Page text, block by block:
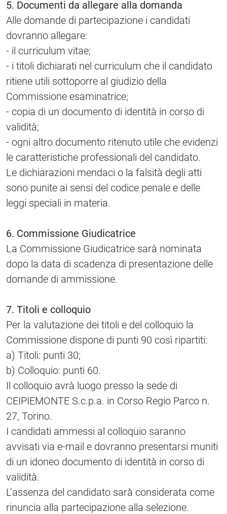
5. Documenti da allegare alla domanda
Alle domande di partecipazione i candidati
dovranno allegare:
- il curriculum vitae;
- i titoli dichiarati nel curriculum che il candidato
ritiene utili sottoporre al giudizio della
Commissione esaminatrice;
- copia di un documento di identità in corso di
validità;
- ogni altro documento ritenuto utile che evidenzi
le caratteristiche professionali del candidato.
Le dichiarazioni mendaci o la falsità degli atti
sono punite ai sensi del codice penale e delle
leggi speciali in materia.
6. Commissione Giudicatrice
La Commissione Giudicatrice sarà nominata
dopo la data di scadenza di presentazione delle
domande di ammissione.
7. Titoli e colloquio
Per la valutazione dei titoli e del colloquio la
Commissione dispone di punti 90 così ripartiti:
a) Titoli: punti 30;
b) Colloquio: punti 60.
Il colloquio avrà luogo presso la sede di
CEIPIEMONTE S.c.p.a. in Corso Regio Parco n.
27, Torino.
I candidati ammessi al colloquio saranno
avvisati via e-mail e dovranno presentarsi muniti
di un idoneo documento di identità in corso di
validità.
L’assenza del candidato sarà considerata come
rinuncia alla partecipazione alla selezione.